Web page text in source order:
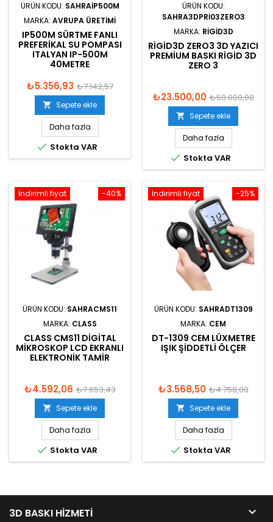
ÜRÜN KODU: SAHRAIP500M
MARKA: AVRUPA ÜRETIMI
IP500M SÜRTME FANLI
PREFERIKAL SU POMPASI
ITALYAN IP-500M
40METRE
₺5.356,93 ₺7.142,57
 Sepete ekle
Daha fazla
 Stokta VAR
ÜRÜN KODU:
SAHRA3DPRI03ZERO3
MARKA: RIGID3D
RIGID3D ZERO3 3D YAZICI
PREMIUM BASKI RIGID 3D
ZERO 3
₺23.500,00 ₺50.000,00
 Sepete ekle
Daha fazla
 Stokta VAR
-40%
İndirimli fiyat
ÜRÜN KODU: SAHRACMS11
MARKA: CLASS
CLASS CMS11 DIGITAL
MIKROSKOP LCD EKRANLI
ELEKTRONIK TAMIR
₺4.592,06 ₺7.653,43
 Sepete ekle
Daha fazla
 Stokta VAR
-25%
İndirimli fiyat
ÜRÜN KODU: SAHRADT1309
MARKA: CEM
DT-1309 CEM LÜXMETRE
IŞIK ŞIDDETLI ÖLÇER
₺3.568,50 ₺4.758,00
 Sepete ekle
Daha fazla
 Stokta VAR
3D BASKI HIZMETI 